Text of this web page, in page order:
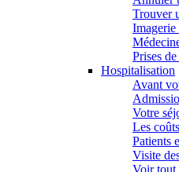
Trouver
Imagerie
Prises
Hospitalisation
Avant
Votre
Les
Patients
Visite